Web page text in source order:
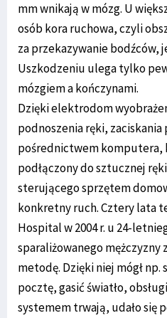
mm wnikają w mózg. U
osób kora ruchowa, czyli
za przekazywanie bodźców,
Uszkodzeniu ulega tylko
mózgiem a kończynami.
Dzięki elektrodom
podnoszenia ręki, zaciskania
pośrednictwem komputera,
podłączony do sztucznej
sterującego sprzętem
konkretny ruch. Cztery lata
Hospital w 2004 r. u 24-
sparaliżowanego mężczyzny
metodę. Dzięki niej mógł
pocztę, gasić światło,
systemem trwają, udało się